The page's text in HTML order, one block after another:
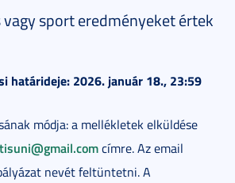
sport eredményeket értek
határideje: 2026. január 18., 23:59
módja: a mellékletek elküldése
címre. Az email
nevét feltüntetni. A